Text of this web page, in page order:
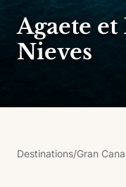
Agaete et
Nieves
Destinations/Gran